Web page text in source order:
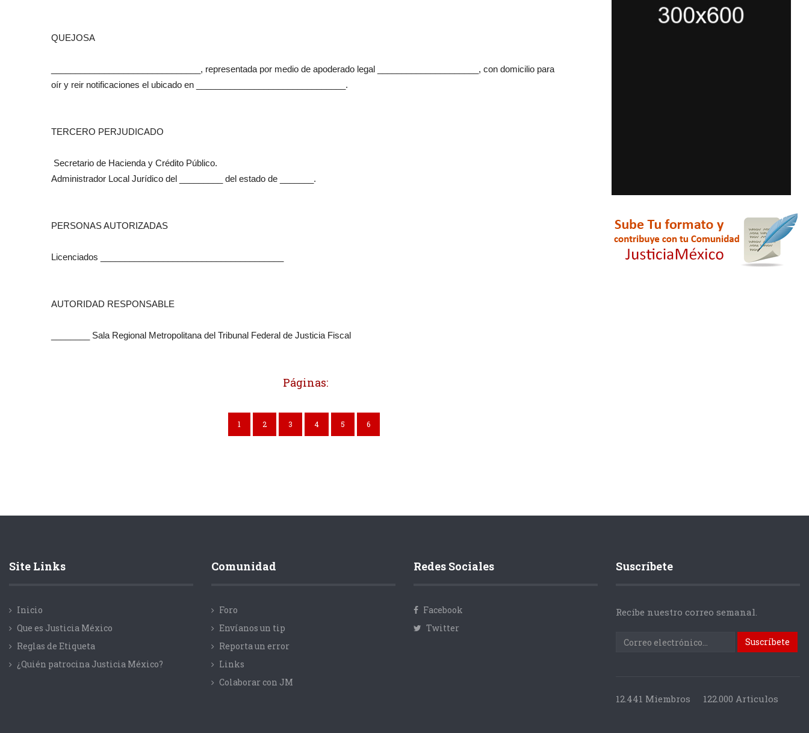
QUEJOSA
_______________________________, representada por medio de apoderado legal _____________________, con domicilio para
oír y reir notificaciones el ubicado en _______________________________.
TERCERO PERJUDICADO
Secretario de Hacienda y Crédito Público.
Administrador Local Jurídico del _________ del estado de _______.
PERSONAS AUTORIZADAS
Licenciados ______________________________________
AUTORIDAD RESPONSABLE
________ Sala Regional Metropolitana del Tribunal Federal de Justicia Fiscal
Páginas:
1 2 3 4 5 6
Site Links
Inicio
Que es Justicia México
Reglas de Etiqueta
¿Quién patrocina Justicia México?
Comunidad
Foro
Envíanos un tip
Reporta un error
Links
Colaborar con JM
Redes Sociales
Facebook
Twitter
Suscríbete
Recibe nuestro correo semanal.
12.441 Miembros 122.000 Articulos